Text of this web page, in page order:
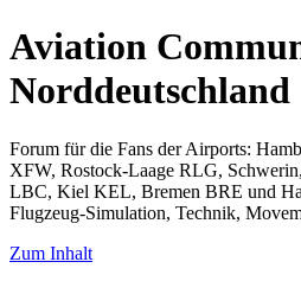
Aviation
Norddeutschland
Forum für die Fans der Airports:
XFW, Rostock-Laage RLG,
LBC, Kiel KEL, Bremen BRE und
Flugzeug-Simulation, Technik,
Zum Inhalt